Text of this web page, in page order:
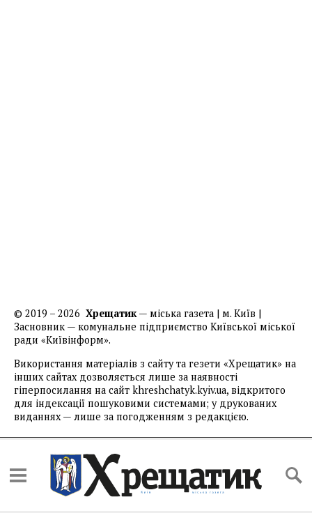
© 2019 – 2026 Хрещатик— міська газета | м. Київ |
Засновник — комунальне підприємство Київської міської
ради «Київінформ».
Використання матеріалів з сайту та гезети «Хрещатик» на
інших сайтах дозволяється лише за наявності
гіперпосилання на сайт khreshchatyk.kyiv.ua, відкритого
для індексації пошуковими системами; у друкованих
виданнях — лише за погодженням з редакцією.